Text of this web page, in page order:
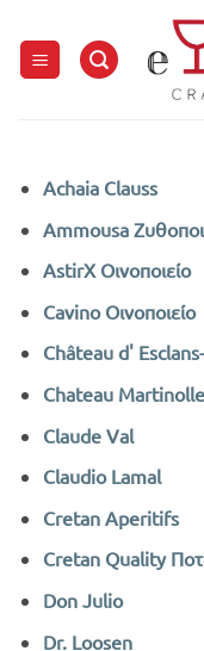
στο
περιεχόμενο
Achaia Clauss
Ammousa
AstirX Οινοποιείο
Cavino Οινοποιείο
Château d'
Chateau
Claude Val
Claudio Lamal
Cretan Aperitifs
Cretan Quality
Don Julio
Dr. Loosen